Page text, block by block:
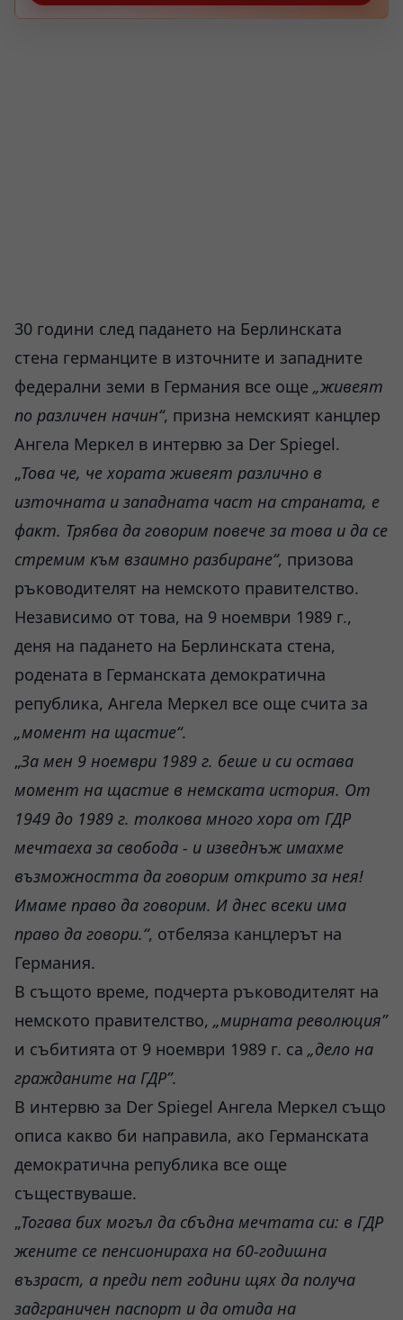
30 години след падането на Берлинската
стена германците в източните и западните
федерални земи в Германия все още „живеят
по различен начин“, призна немският канцлер
Ангела Меркел в интервю за Der Spiegel.
„Това че, че хората живеят различно в
източната и западната част на страната, е
факт. Трябва да говорим повече за това и да се
стремим към взаимно разбиране“, призова
ръководителят на немското правителство.
Независимо от това, на 9 ноември 1989 г.,
деня на падането на Берлинската стена,
родената в Германската демократична
република, Ангела Меркел все още счита за
„момент на щастие“.
„За мен 9 ноември 1989 г. беше и си остава
момент на щастие в немската история. От
1949 до 1989 г. толкова много хора от ГДР
мечтаеха за свобода - и изведнъж имахме
възможността да говорим открито за нея!
Имаме право да говорим. И днес всеки има
право да говори.“, отбеляза канцлерът на
Германия.
В същото време, подчерта ръководителят на
немското правителство, „мирната революция”
и събитията от 9 ноември 1989 г. са „дело на
гражданите на ГДР”.
В интервю за Der Spiegel Ангела Меркел също
описа какво би направила, ако Германската
демократична република все още
съществуваше.
„Тогава бих могъл да сбъдна мечтата си: в ГДР
жените се пенсионираха на 60-годишна
възраст, а преди пет години щях да получа
задграничен паспорт и да отида на